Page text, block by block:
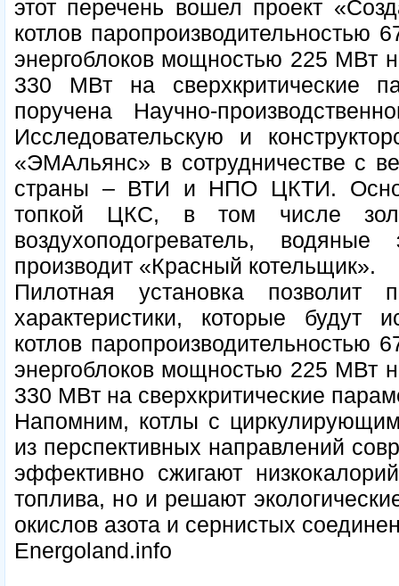
этот перечень вошел проект
котлов
энергоблоков мощностью 225 МВт
330 МВт на сверхкритические
поручена Научно-
Исследовательскую и
«ЭМАльянс» в сотрудничестве с
страны – ВТИ и НПО ЦКТИ.
топкой ЦКС, в том числе
воздухоподогреватель,
производит «Красный котельщик».
Пилотная установка позволит
характеристики, которые будут
котлов
энергоблоков мощностью 225 МВт
330 МВт на сверхкритические
Напомним, котлы с
из перспективных направлений
эффективно сжигают
топлива, но и решают
окислов азота и сернистых
Energoland.info